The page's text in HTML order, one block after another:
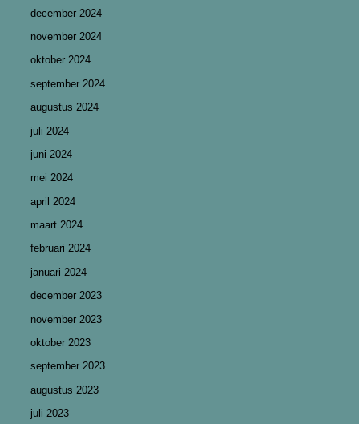
december 2024
november 2024
oktober 2024
september 2024
augustus 2024
juli 2024
juni 2024
mei 2024
april 2024
maart 2024
februari 2024
januari 2024
december 2023
november 2023
oktober 2023
september 2023
augustus 2023
juli 2023